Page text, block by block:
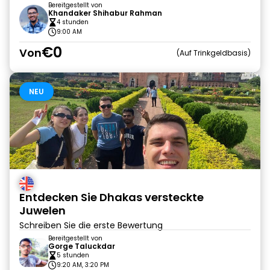
Bereitgestellt von
Khandaker Shihabur Rahman
4 stunden
9:00 AM
Von€0 Auf Trinkgeldbasis
NEU
Entdecken Sie Dhakas versteckte
Juwelen
Schreiben Sie die erste Bewertung
Bereitgestellt von
Gorge Taluckdar
5 stunden
9:20 AM, 3:20 PM